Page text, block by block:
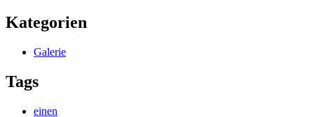
Kategorien
Galerie
Tags
einen